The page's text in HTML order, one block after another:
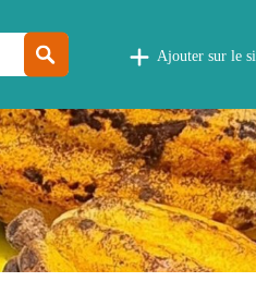
Ajouter sur le